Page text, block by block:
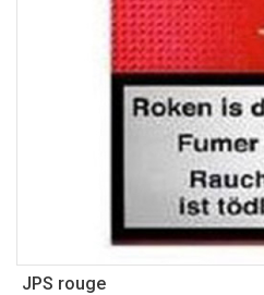
JPS rouge